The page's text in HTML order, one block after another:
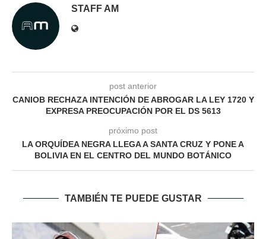
STAFF AM
post anterior
CANIOB RECHAZA INTENCIÓN DE ABROGAR LA LEY 1720 Y
EXPRESA PREOCUPACIÓN POR EL DS 5613
próximo post
LA ORQUÍDEA NEGRA LLEGA A SANTA CRUZ Y PONE A
BOLIVIA EN EL CENTRO DEL MUNDO BOTÁNICO
TAMBIÉN TE PUEDE GUSTAR